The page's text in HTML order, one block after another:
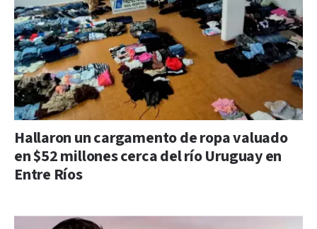
Hallaron un cargamento de ropa valuado
en $52 millones cerca del río Uruguay en
Entre Ríos